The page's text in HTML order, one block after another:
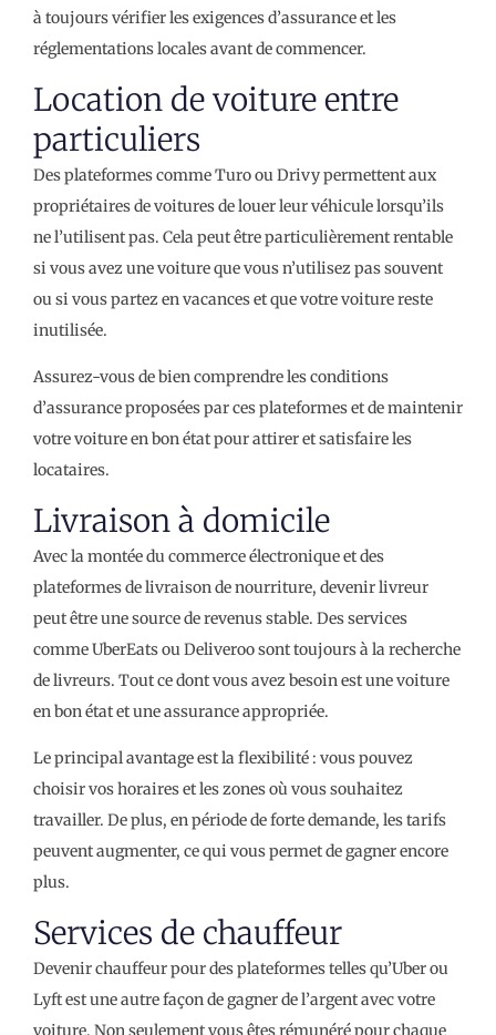
à toujours vérifier les exigences d’assurance et les
réglementations locales avant de commencer.
Location de voiture entre
particuliers
Des plateformes comme Turo ou Drivy permettent aux
propriétaires de voitures de louer leur véhicule lorsqu’ils
ne l’utilisent pas. Cela peut être particulièrement rentable
si vous avez une voiture que vous n’utilisez pas souvent
ou si vous partez en vacances et que votre voiture reste
inutilisée.
Assurez-vous de bien comprendre les conditions
d’assurance proposées par ces plateformes et de maintenir
votre voiture en bon état pour attirer et satisfaire les
locataires.
Livraison à domicile
Avec la montée du commerce électronique et des
plateformes de livraison de nourriture, devenir livreur
peut être une source de revenus stable. Des services
comme UberEats ou Deliveroo sont toujours à la recherche
de livreurs. Tout ce dont vous avez besoin est une voiture
en bon état et une assurance appropriée.
Le principal avantage est la flexibilité : vous pouvez
choisir vos horaires et les zones où vous souhaitez
travailler. De plus, en période de forte demande, les tarifs
peuvent augmenter, ce qui vous permet de gagner encore
plus.
Services de chauffeur
Devenir chauffeur pour des plateformes telles qu’Uber ou
Lyft est une autre façon de gagner de l’argent avec votre
voiture. Non seulement vous êtes rémunéré pour chaque